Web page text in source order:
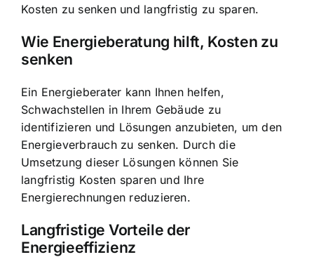
Kosten zu senken und langfristig zu sparen.
Wie Energieberatung hilft, Kosten zu
senken
Ein Energieberater kann Ihnen helfen,
Schwachstellen in Ihrem Gebäude zu
identifizieren und Lösungen anzubieten, um den
Energieverbrauch zu senken. Durch die
Umsetzung dieser Lösungen können Sie
langfristig Kosten sparen und Ihre
Energierechnungen reduzieren.
Langfristige Vorteile der
Energieeffizienz